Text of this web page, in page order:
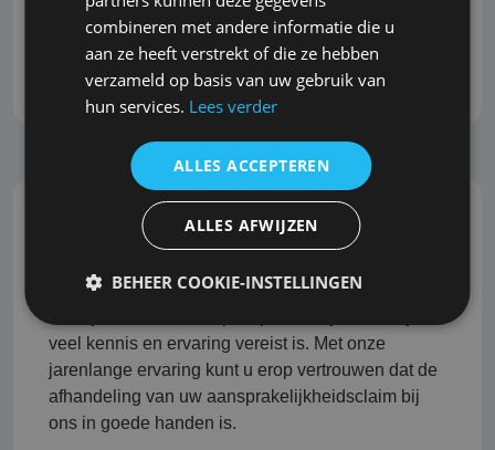
staan bekend om onze snelle reactie, zonder dat
dit ten koste gaat van de grondigheid en kwaliteit
van het advies.
Professionele schadeafhandeling
Het afhandelen van aansprakelijkheidsclaims kan
veel kennis en ervaring vereist is. Met onze
jarenlange ervaring kunt u erop vertrouwen dat de
afhandeling van uw aansprakelijkheidsclaim bij
ons in goede handen is.
combineren met andere informatie die u
aan ze heeft verstrekt of die ze hebben
verzameld op basis van uw gebruik van
hun services. Lees verder
ALLES ACCEPTEREN
ALLES AFWIJZEN
BEHEER COOKIE-INSTELLINGEN